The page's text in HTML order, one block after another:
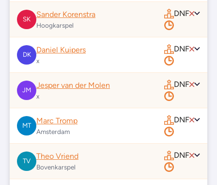
SK
Sander Korenstra
Hoogkarspel
DNF
DK
Daniel Kuipers
x
DNF
JM
Jesper van der Molen
x
DNF
MT
Marc Tromp
Amsterdam
DNF
TV
Theo Vriend
Bovenkarspel
DNF